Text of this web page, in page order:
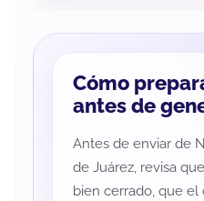
Cómo
antes de
Antes de enviar de
de Juárez, revisa
bien cerrado, que